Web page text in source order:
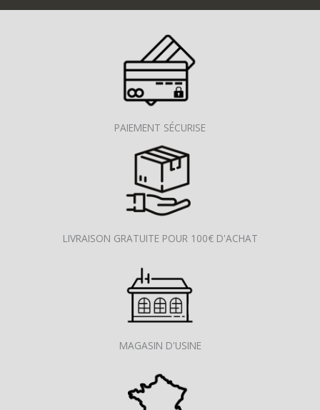
PAIEMENT SÉCURISE
LIVRAISON GRATUITE POUR 100€ D'ACHAT
MAGASIN D'USINE